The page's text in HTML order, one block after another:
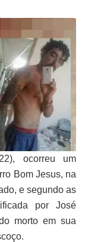
ocorreu um
Bom Jesus, na
e segundo as
por José
morto em sua